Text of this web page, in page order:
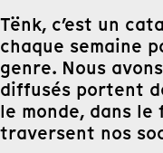
Tënk, c’est un
chaque semaine
genre. Nous
diffusés portent
le monde, dans
traversent nos